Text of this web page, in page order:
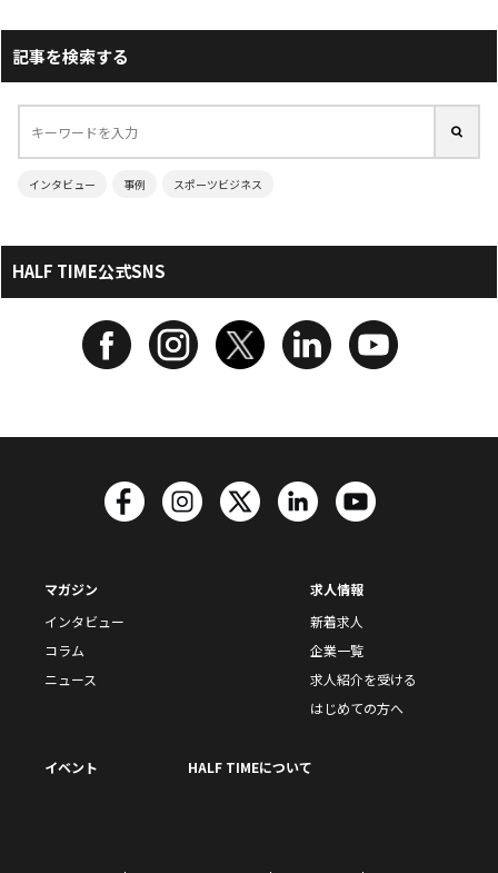
記事を検索する
インタビュー 事例 スポーツビジネス
HALF TIME公式SNS
マガジン
インタビュー
コラム
ニュース
求人情報
新着求人
企業一覧
求人紹介を受ける
はじめての方へ
イベント HALF TIMEについて